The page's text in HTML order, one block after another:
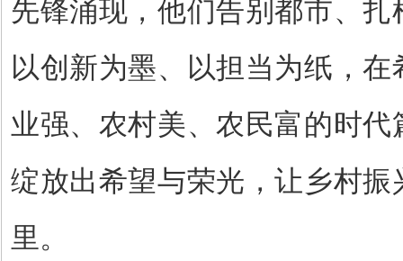
先锋涌现，他们告别都市、
以创新为墨、以担当为纸，
业强、农村美、农民富的时
绽放出希望与荣光，让乡村
里。